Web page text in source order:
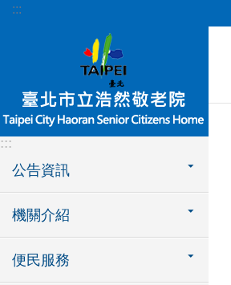
跳到主要內容區塊
:::
:::
公告資訊
機關介紹
便民服務